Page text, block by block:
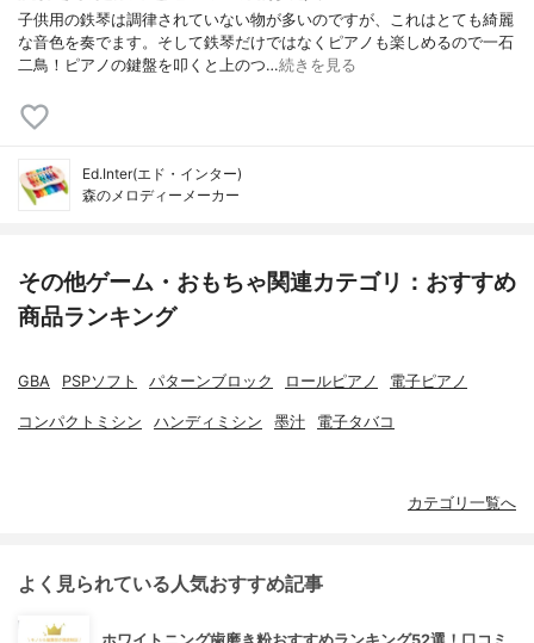
子供用の鉄琴は調律されていない物が多いのですが、これはとても綺麗
な音色を奏でます。そして鉄琴だけではなくピアノも楽しめるので一石
二鳥！ピアノの鍵盤を叩くと上のつ…続きを見る
Ed.Inter(エド・インター)
森のメロディーメーカー
その他ゲーム・おもちゃ関連カテゴリ：おすすめ
商品ランキング
GBA PSPソフト パターンブロック ロールピアノ 電子ピアノ
コンパクトミシン ハンディミシン 墨汁 電子タバコ
カテゴリ一覧へ
よく見られている人気おすすめ記事